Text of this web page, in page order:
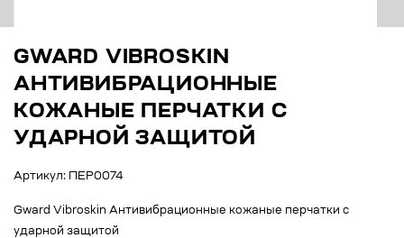
GWARD VIBROSKIN
АНТИВИБРАЦИОННЫЕ
КОЖАНЫЕ ПЕРЧАТКИ С
УДАРНОЙ ЗАЩИТОЙ
Артикул: ПЕР0074
Gward Vibroskin Антивибрационные кожаные перчатки с
ударной защитой